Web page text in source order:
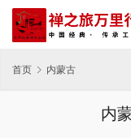
首页 内蒙古
内